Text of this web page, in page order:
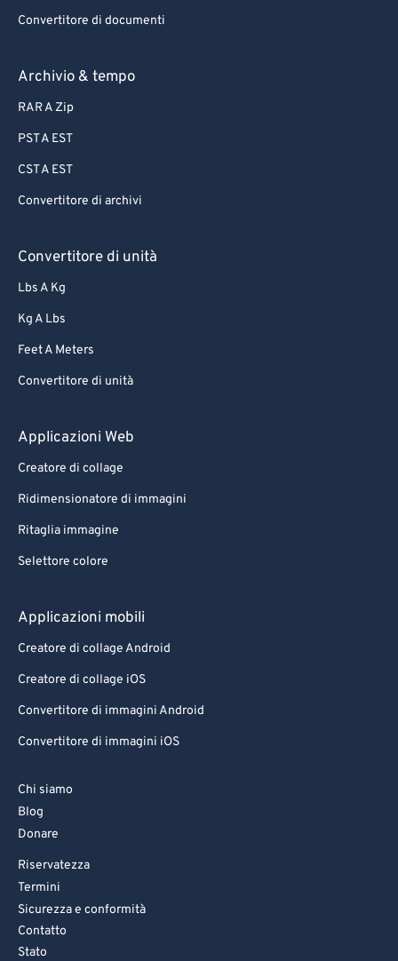
Convertitore di documenti
Archivio & tempo
RAR A Zip
PST A EST
CST A EST
Convertitore di archivi
Convertitore di unità
Lbs A Kg
Kg A Lbs
Feet A Meters
Convertitore di unità
Applicazioni Web
Creatore di collage
Ridimensionatore di immagini
Ritaglia immagine
Selettore colore
Applicazioni mobili
Creatore di collage Android
Creatore di collage iOS
Convertitore di immagini Android
Convertitore di immagini iOS
Chi siamo
Blog
Donare
Riservatezza
Termini
Sicurezza e conformità
Contatto
Stato